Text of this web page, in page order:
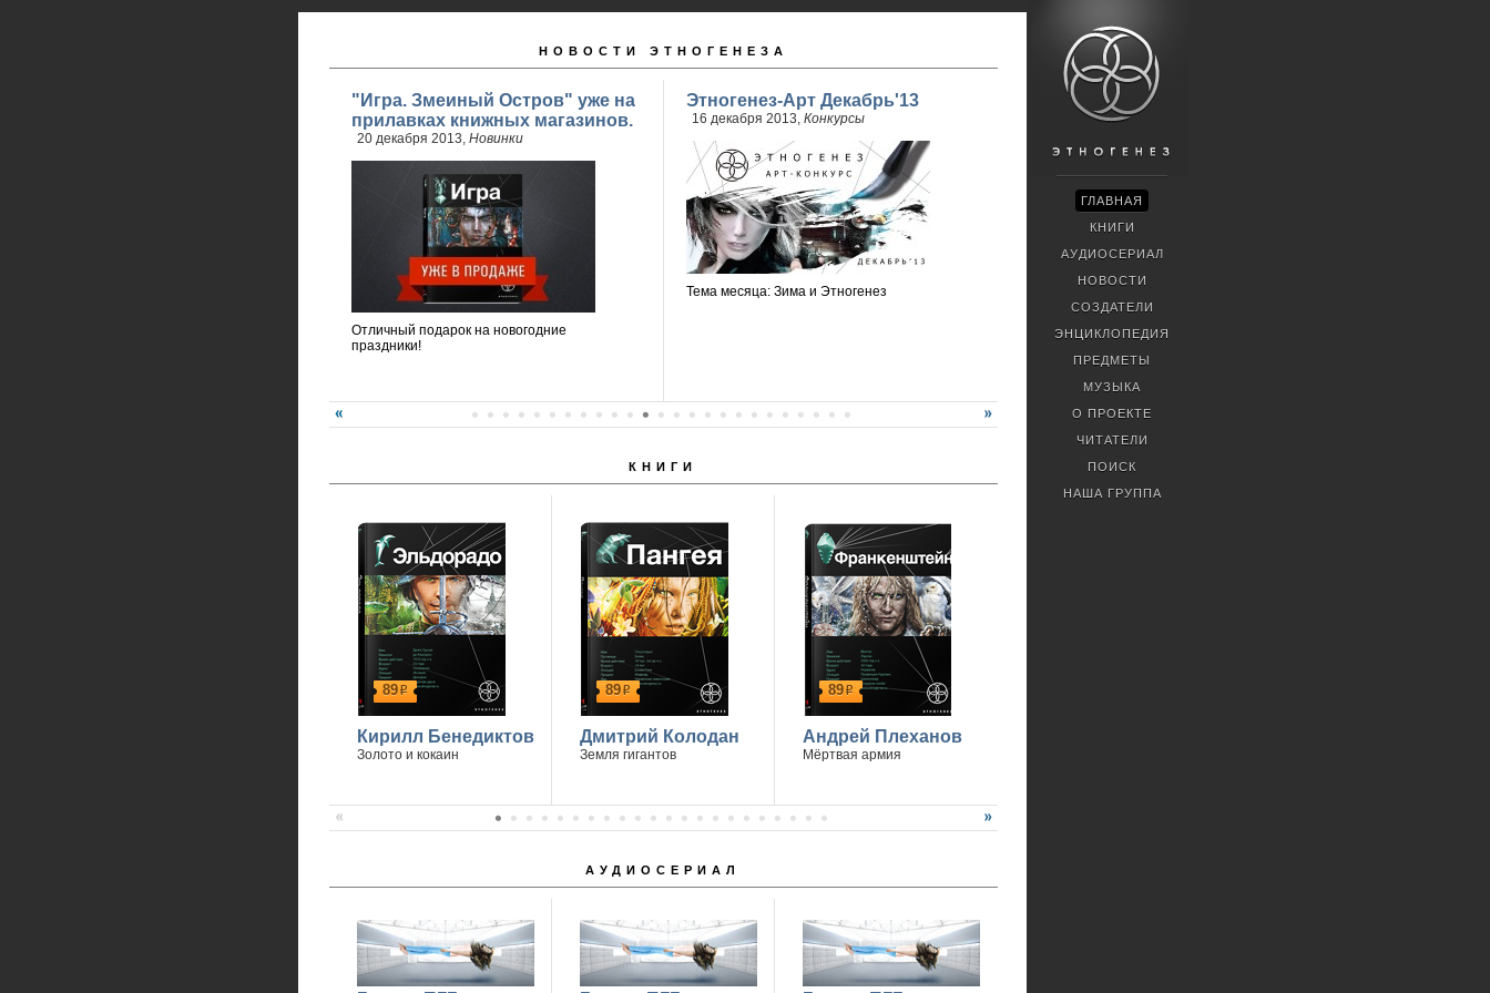
НОВОСТИ ЭТНОГЕНЕЗА
"Игра. Змеиный Остров" уже на
прилавках книжных магазинов.
20 декабря 2013, Новинки
Отличный подарок на новогодние
праздники!
Этногенез-Арт Декабрь'13
16 декабря 2013, Конкурсы
Тема месяца: Зима и Этногенез
КНИГИ
89р
Кирилл Бенедиктов
Золото и кокаин
89р
Дмитрий Колодан
Земля гигантов
89р
Андрей Плеханов
Мёртвая армия
АУДИОСЕРИАЛ
ГЛАВНАЯ
КНИГИ
АУДИОСЕРИАЛ
НОВОСТИ
СОЗДАТЕЛИ
ЭНЦИКЛОПЕДИЯ
ПРЕДМЕТЫ
МУЗЫКА
О ПРОЕКТЕ
ЧИТАТЕЛИ
ПОИСК
НАША ГРУППА